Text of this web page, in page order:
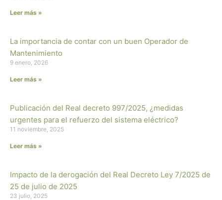
Leer más »
La importancia de contar con un buen Operador de
Mantenimiento
9 enero, 2026
Leer más »
Publicación del Real decreto 997/2025, ¿medidas
urgentes para el refuerzo del sistema eléctrico?
11 noviembre, 2025
Leer más »
Impacto de la derogación del Real Decreto Ley 7/2025 de
25 de julio de 2025
23 julio, 2025